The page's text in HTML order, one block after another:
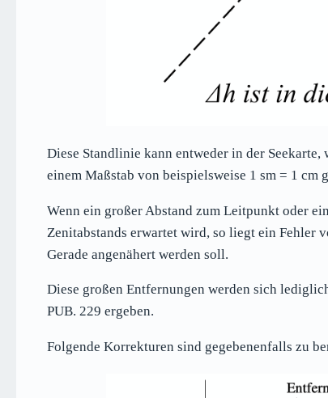
Diese Standlinie kann entweder in der
einem Maßstab von beispielsweise 1 sm = 1 cm
Wenn ein großer Abstand zum Leitpunkt oder
Zenitabstands erwartet wird, so liegt ein Fehler
Gerade angenähert werden soll.
Diese großen Entfernungen werden sich
PUB. 229 ergeben.
Folgende Korrekturen sind gegebenenfalls zu